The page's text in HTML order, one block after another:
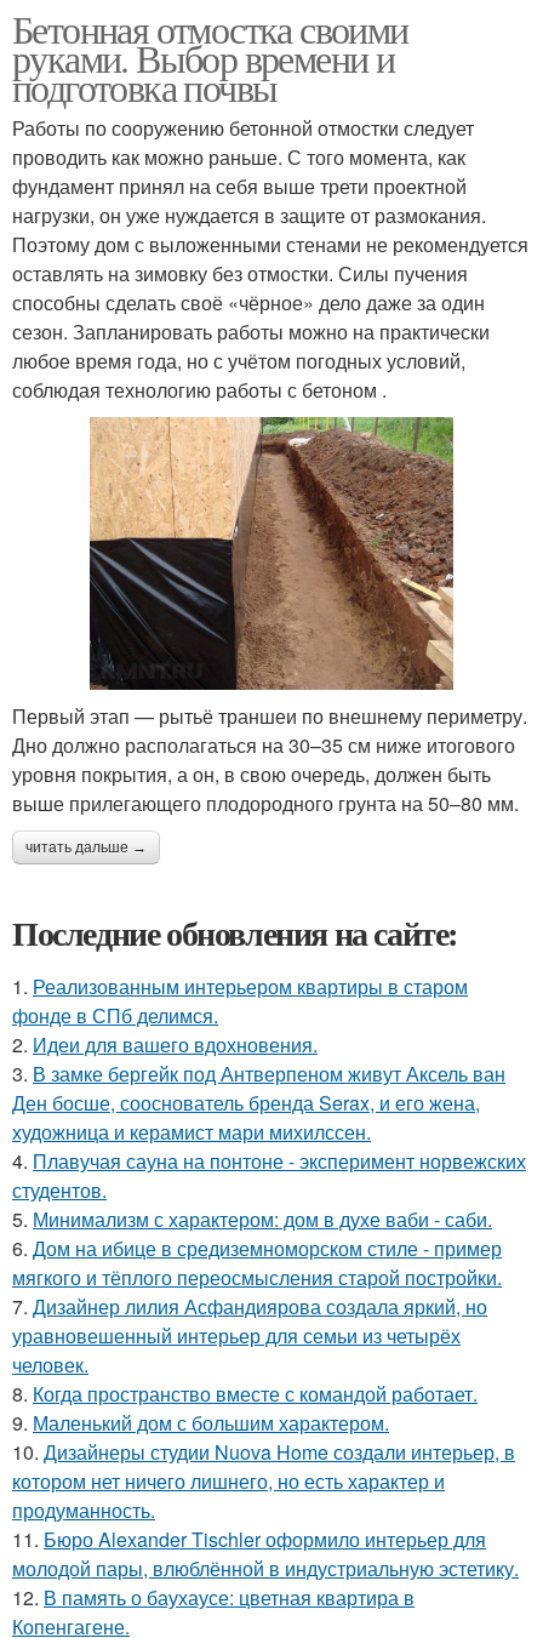
Бетонная отмостка своими
руками. Выбор времени и
подготовка почвы
Работы по сооружению бетонной отмостки следует
проводить как можно раньше. С того момента, как
фундамент принял на себя выше трети проектной
нагрузки, он уже нуждается в защите от размокания.
Поэтому дом с выложенными стенами не рекомендуется
оставлять на зимовку без отмостки. Силы пучения
способны сделать своё «чёрное» дело даже за один
сезон. Запланировать работы можно на практически
любое время года, но с учётом погодных условий,
соблюдая технологию работы с бетоном .
Первый этап — рытьё траншеи по внешнему периметру.
Дно должно располагаться на 30–35 см ниже итогового
уровня покрытия, а он, в свою очередь, должен быть
выше прилегающего плодородного грунта на 50–80 мм.
читать дальше →
Последние обновления на сайте:
1. Реализованным интерьером квартиры в старом
фонде в СПб делимся.
2. Идеи для вашего вдохновения.
3. В замке бергейк под Антверпеном живут Аксель ван
Ден босше, сооснователь бренда Serax, и его жена,
художница и керамист мари михилссен.
4. Плавучая сауна на понтоне - эксперимент норвежских
студентов.
5. Минимализм с характером: дом в духе ваби - саби.
6. Дом на ибице в средиземноморском стиле - пример
мягкого и тёплого переосмысления старой постройки.
7. Дизайнер лилия Асфандиярова создала яркий, но
уравновешенный интерьер для семьи из четырёх
человек.
8. Когда пространство вместе с командой работает.
9. Маленький дом с большим характером.
10. Дизайнеры студии Nuova Home создали интерьер, в
котором нет ничего лишнего, но есть характер и
продуманность.
11. Бюро Alexander Tischler оформило интерьер для
молодой пары, влюблённой в индустриальную эстетику.
12. В память о баухаусе: цветная квартира в
Копенгагене.